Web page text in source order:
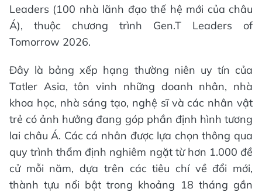
Leaders (100 nhà lãnh đạo thế hệ mới của châu
Á), thuộc chương trình Gen.T Leaders of
Tomorrow 2026.
Đây là bảng xếp hạng thường niên uy tín của
Tatler Asia, tôn vinh những doanh nhân, nhà
khoa học, nhà sáng tạo, nghệ sĩ và các nhân vật
trẻ có ảnh hưởng đang góp phần định hình tương
lai châu Á. Các cá nhân được lựa chọn thông qua
quy trình thẩm định nghiêm ngặt từ hơn 1.000 đề
cử mỗi năm, dựa trên các tiêu chí về đổi mới,
thành tựu nổi bật trong khoảng 18 tháng gần